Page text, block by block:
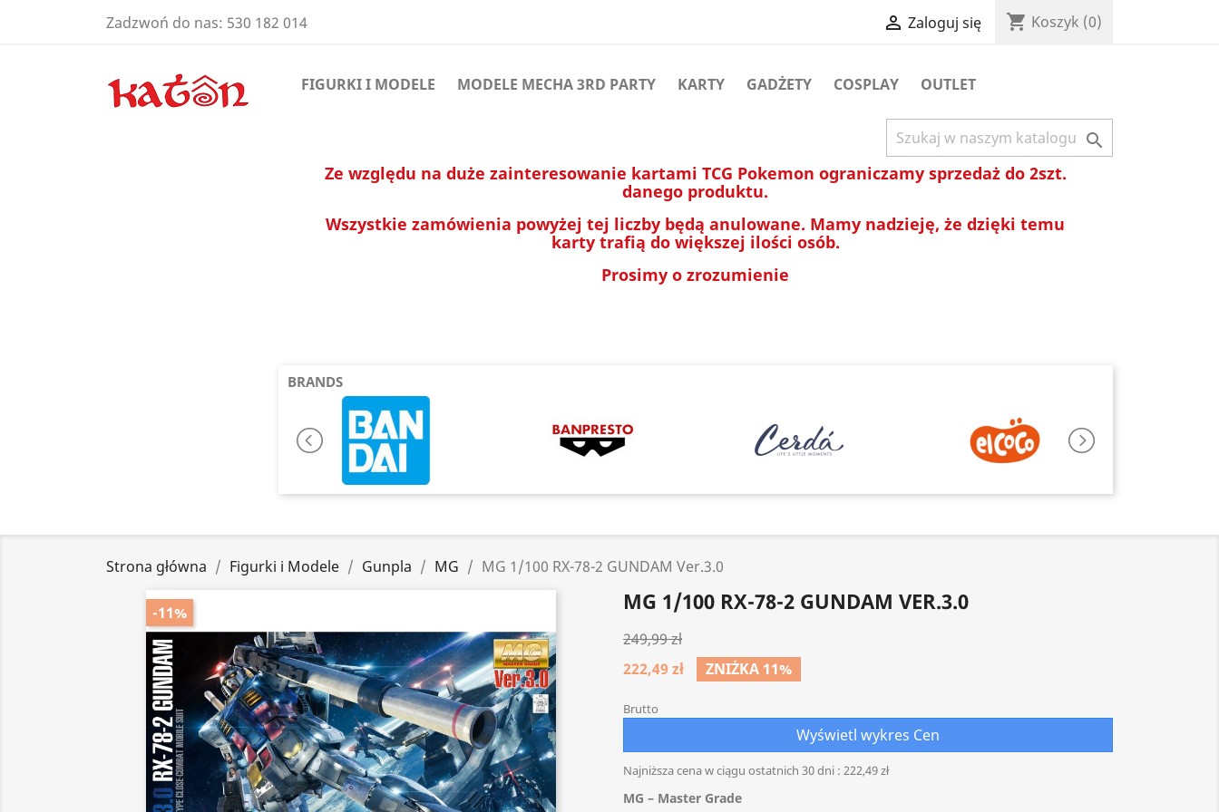
Zadzwoń do nas: 530 182 014  Zaloguj się shopping_cart Koszyk (0)
FIGURKI I MODELE MODELE MECHA 3RD PARTY KARTY GADŻETY COSPLAY OUTLET

Ze względu na duże zainteresowanie kartami TCG Pokemon ograniczamy sprzedaż do 2szt.
danego produktu.
Wszystkie zamówienia powyżej tej liczby będą anulowane. Mamy nadzieję, że dzięki temu
karty trafią do większej ilości osób.
Prosimy o zrozumienie
BRANDS
Strona główna Figurki i Modele Gunpla MG MG 1/100 RX-78-2 GUNDAM Ver.3.0
-11% MG 1/100 RX-78-2 GUNDAM VER.3.0
249,99 zł
222,49 zł
ZNIŻKA 11%
Brutto
Wyświetl wykres Cen
Najniższa cena w ciągu ostatnich 30 dni : 222,49 zł
MG – Master Grade